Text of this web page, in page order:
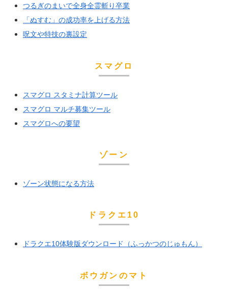
つるぎのまいで全身全霊斬り卒業
「ぬすむ」の成功率を上げる方法
呪文や特技の裏設定
スマグロ
スマグロ スタミナ計算ツール
スマグロ マルチ募集ツール
スマグロへの要望
ゾーン
ゾーン状態になる方法
ドラクエ10
ドラクエ10体験版ダウンロード（ふっかつのじゅもん）
ボウガンのマト